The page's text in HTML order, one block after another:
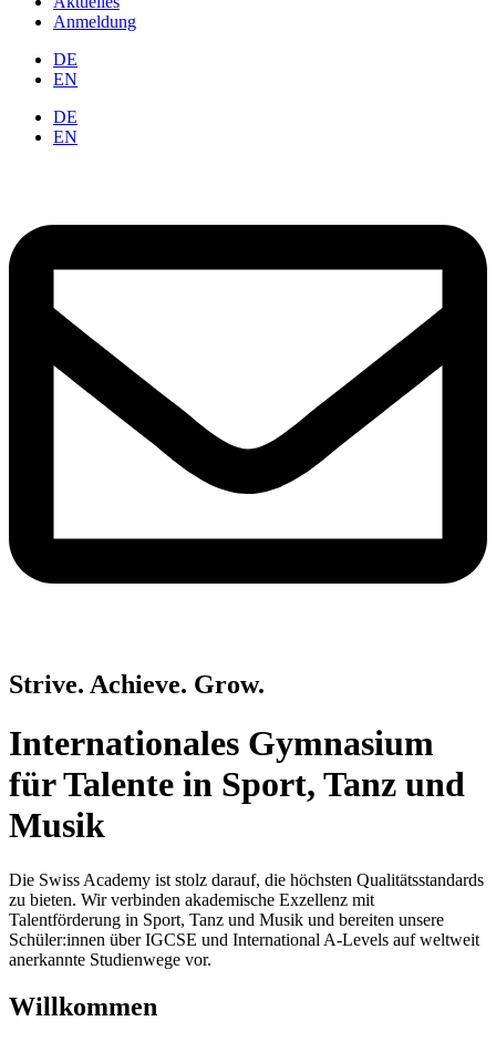
Anmeldung
DE
EN
DE
EN
Strive. Achieve. Grow.
Internationales Gymnasium
für Talente in Sport, Tanz und
Musik
Die Swiss Academy ist stolz darauf, die höchsten Qualitätsstandards
zu bieten. Wir verbinden akademische Exzellenz mit
Talentförderung in Sport, Tanz und Musik und bereiten unsere
Schüler:innen überIGCSE und International A-Levels auf weltweit
anerkannte Studienwege vor.
Willkommen